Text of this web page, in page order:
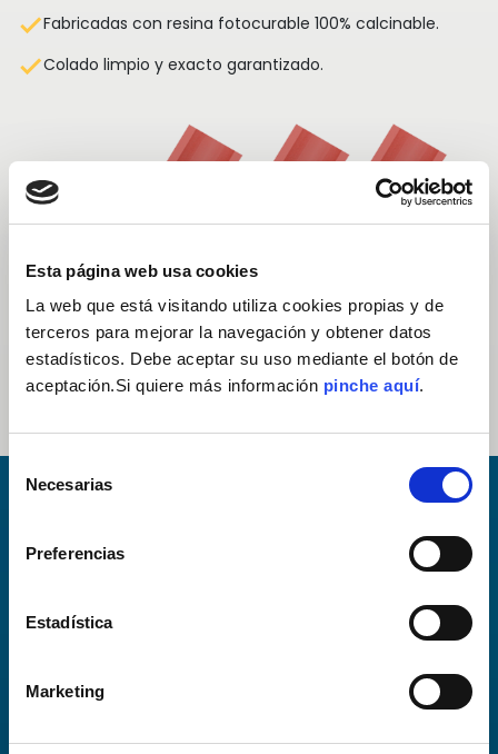
Esta página web usa cookies
La web que está visitando utiliza cookies propias y de
terceros para mejorar la navegación y obtener datos
estadísticos. Debe aceptar su uso mediante el botón de
aceptación.Si quiere más información pinche aquí.
Selección
Necesarias
Preferencias
Estadística
Marketing
doneFabricadas con resina fotocurable 100% calcinable.
doneColado limpio y exacto garantizado.
disponibles